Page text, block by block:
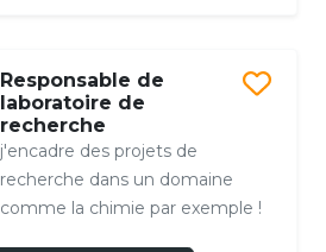
Responsable de
laboratoire de
recherche
j'encadre des projets de
recherche dans un domaine
comme la chimie par exemple !